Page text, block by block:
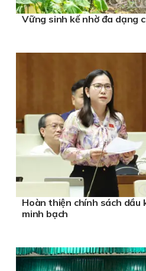
Vững sinh kế nhờ đa dạng
Hoàn thiện chính sách
minh bạch